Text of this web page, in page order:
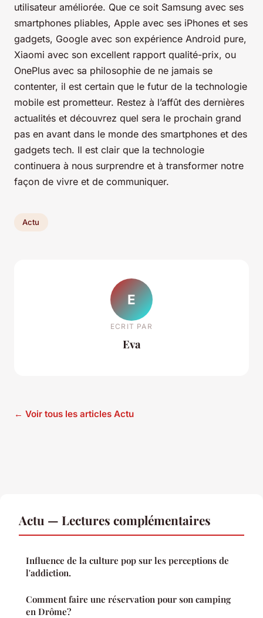
utilisateur améliorée. Que ce soit Samsung avec ses
smartphones pliables, Apple avec ses iPhones et ses
gadgets, Google avec son expérience Android pure,
Xiaomi avec son excellent rapport qualité-prix, ou
OnePlus avec sa philosophie de ne jamais se
contenter, il est certain que le futur de la technologie
mobile est prometteur. Restez à l’affût des dernières
actualités et découvrez quel sera le prochain grand
pas en avant dans le monde des smartphones et des
gadgets tech. Il est clair que la technologie
continuera à nous surprendre et à transformer notre
façon de vivre et de communiquer.
Actu
E
ECRIT PAR
Eva
← Voir tous les articles Actu
Actu — Lectures complémentaires
Influence de la culture pop sur les perceptions de
l'addiction.
Comment faire une réservation pour son camping
en Drôme?